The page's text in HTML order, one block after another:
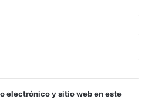
electrónico y sitio web en este